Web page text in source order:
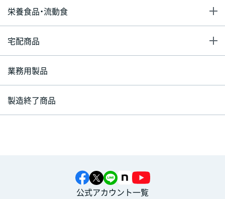
栄養食品・流動食
宅配商品
業務用製品
製造終了商品
公式アカウント一覧